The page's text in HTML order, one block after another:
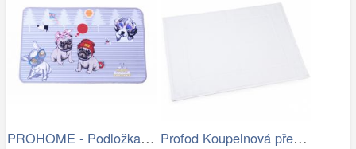
PROHOME - Podložka 80x50cm Pes Profod Koupelnová předložka 2S bílá…